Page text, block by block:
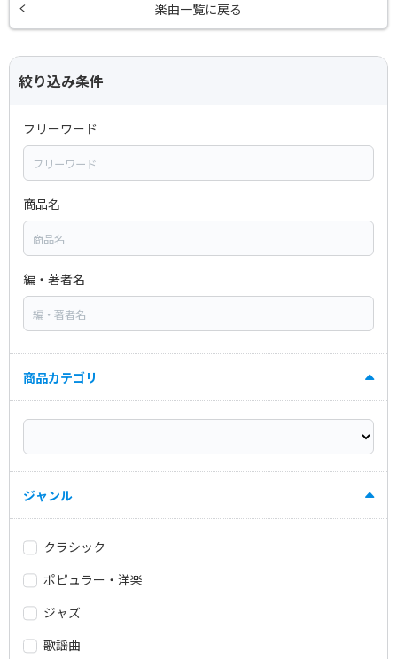
楽曲一覧に戻る
絞り込み条件
フリーワード
商品名
編・著者名
商品カテゴリ
ジャンル
クラシック
ポピュラー・洋楽
ジャズ
歌謡曲